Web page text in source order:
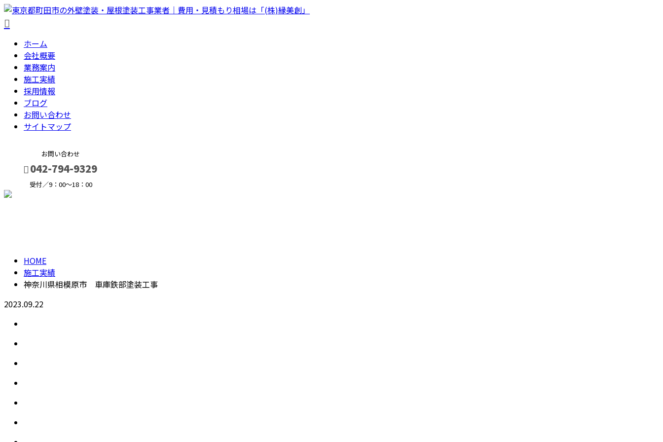
ホーム
会社概要
業務案内
施工実績
採用情報
ブログ
お問い合わせ
サイトマップ
お問い合わせ
042-794-9329
受付／9：00～18：00
HOME
施工実績
神奈川県相模原市 車庫鉄部塗装工事
2023.09.22